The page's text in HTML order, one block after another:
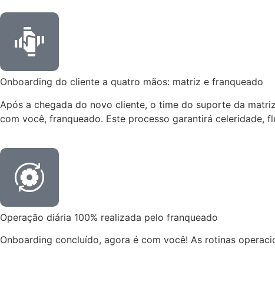
Onboarding do cliente a quatro mãos: matriz e franqueado
Após a chegada do novo cliente, o time do suporte da
com você, franqueado. Este processo garantirá celeridade,
Operação diária 100% realizada pelo franqueado​
Onboarding concluído, agora é com você! As rotinas